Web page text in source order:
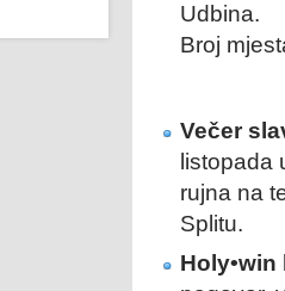
Udbina.
Broj
Večer
listopada
rujna na
Splitu.
Holy•win